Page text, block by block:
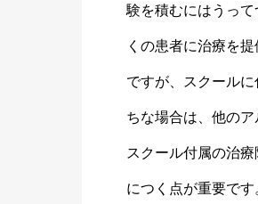
験を積むにはうっ
くの患者に治療を
ですが、スクール
ちな場合は、他のア
スクール付属の治
につく点が重要です